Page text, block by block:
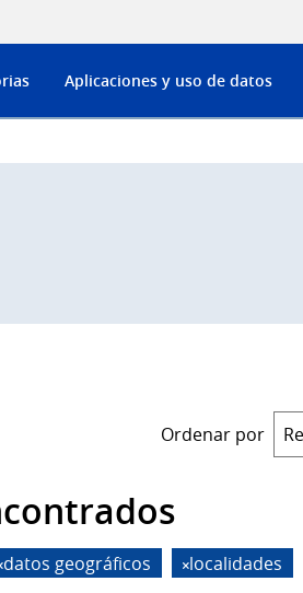
Aplicaciones y uso de datos
Ordenar por
datos geográficos localidades